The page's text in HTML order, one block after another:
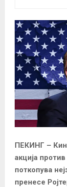
ПЕКИНГ –
акција
поткопува
пренесе